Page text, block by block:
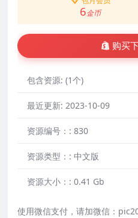
6金币
购买
包含资源: (1个)
最近更新: 2023-10-09
资源编号：: 830
资源类型：: 中文版
资源大小：: 0.41 Gb
使用微信支付，请加微信：